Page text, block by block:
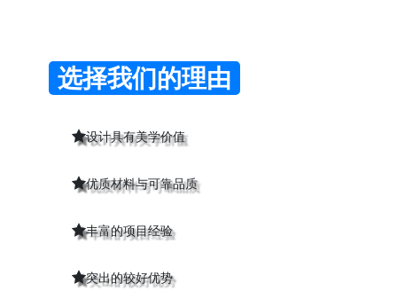
选择我们的理由
设计具有美学价值
优质材料与可靠品质
丰富的项目经验
突出的较好优势